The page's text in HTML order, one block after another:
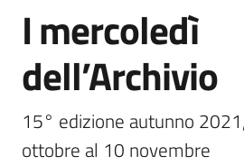
Suoli
Sismica
Salta al contenuto
I mercoledì
dell’Archivio
15° edizione autunno
ottobre al 10 novembre